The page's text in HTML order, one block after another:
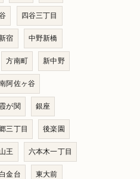
四谷三丁目
宿 中野新橋
方南町 新中野
阿佐ヶ谷
霞が関 銀座
三丁目 後楽園
王 六本木一丁目
白金台 東大前